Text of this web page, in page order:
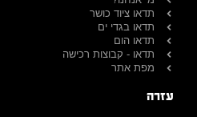
תדאו ציוד כושר
תדאו בגדי ים
תדאו הום
תדאו - קבוצות רכישה
מפת אתר
עזרה